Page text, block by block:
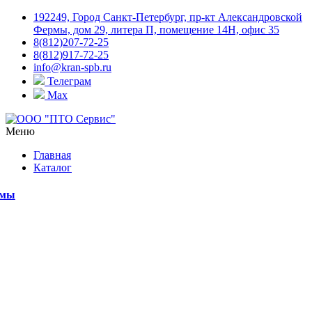
192249, Город Санкт-Петербург, пр-кт Александровской
Фермы, дом 29, литера П, помещение 14Н, офис 35
8(812)207-72-25
8(812)917-72-25
info@kran-spb.ru
Телеграм
Max
Меню
Главная
Каталог